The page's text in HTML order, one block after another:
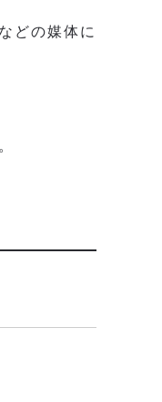
どの媒体に